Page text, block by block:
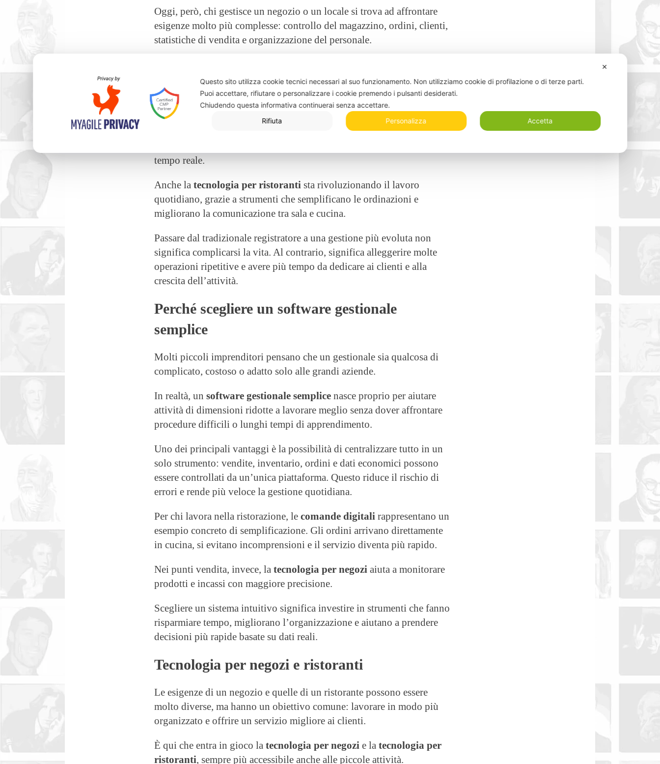
Oggi, però, chi gestisce un negozio o un locale si trova ad affrontare
esigenze molto più complesse: controllo del magazzino, ordini, clienti,
statistiche di vendita e organizzazione del personale.
realtà più piccole. Un semplice registratore di cassa non sempre riesce a
supportare unagestione attività commercialemoderna, soprattutto
quando si vuole risparmiare tempo e ridurre gli errori manuali.
permette di collegare vendite,
tempo reale.
Anche la tecnologia per ristoranti sta rivoluzionando il lavoro
quotidiano, grazie a strumenti che semplificano le ordinazioni e
migliorano la comunicazione tra sala e cucina.
Passare dal tradizionale registratore a una gestione più evoluta non
significa complicarsi la vita. Al contrario, significa alleggerire molte
operazioni ripetitive e avere più tempo da dedicare ai clienti e alla
crescita dell’attività.
Perché scegliere un software gestionale
semplice
Molti piccoli imprenditori pensano che un gestionale sia qualcosa di
complicato, costoso o adatto solo alle grandi aziende.
In realtà, un software gestionale semplice nasce proprio per aiutare
attività di dimensioni ridotte a lavorare meglio senza dover affrontare
procedure difficili o lunghi tempi di apprendimento.
Uno dei principali vantaggi è la possibilità di centralizzare tutto in un
solo strumento: vendite, inventario, ordini e dati economici possono
essere controllati da un’unica piattaforma. Questo riduce il rischio di
errori e rende più veloce la gestione quotidiana.
Per chi lavora nella ristorazione, le comande digitali rappresentano un
esempio concreto di semplificazione. Gli ordini arrivano direttamente
in cucina, si evitano incomprensioni e il servizio diventa più rapido.
Nei punti vendita, invece, la tecnologia per negozi aiuta a monitorare
prodotti e incassi con maggiore precisione.
Scegliere un sistema intuitivo significa investire in strumenti che fanno
risparmiare tempo, migliorano l’organizzazione e aiutano a prendere
decisioni più rapide basate su dati reali.
Tecnologia per negozi e ristoranti
Le esigenze di un negozio e quelle di un ristorante possono essere
molto diverse, ma hanno un obiettivo comune: lavorare in modo più
organizzato e offrire un servizio migliore ai clienti.
È qui che entra in gioco la tecnologia per negozi e la tecnologia per
ristoranti, sempre più accessibile anche alle piccole attività.
✕
Questo sito utilizza cookie tecnici necessari al suo funzionamento. Non utilizziamo cookie di profilazione o di terze parti.
Puoi accettare, rifiutare o personalizzare i cookie premendo i pulsanti desiderati.
Chiudendo questa informativa continuerai senza accettare.
Accetta
Rifiuta Personalizza